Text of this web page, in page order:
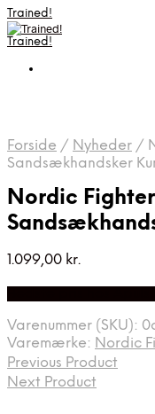
Trained!
Trained!
Forside / Nyheder /
Sandsækhandsker
Nordic
1.099,00 kr.
Varenummer (SKU):
Varemærke: Nordic
Previous Product
Next Product